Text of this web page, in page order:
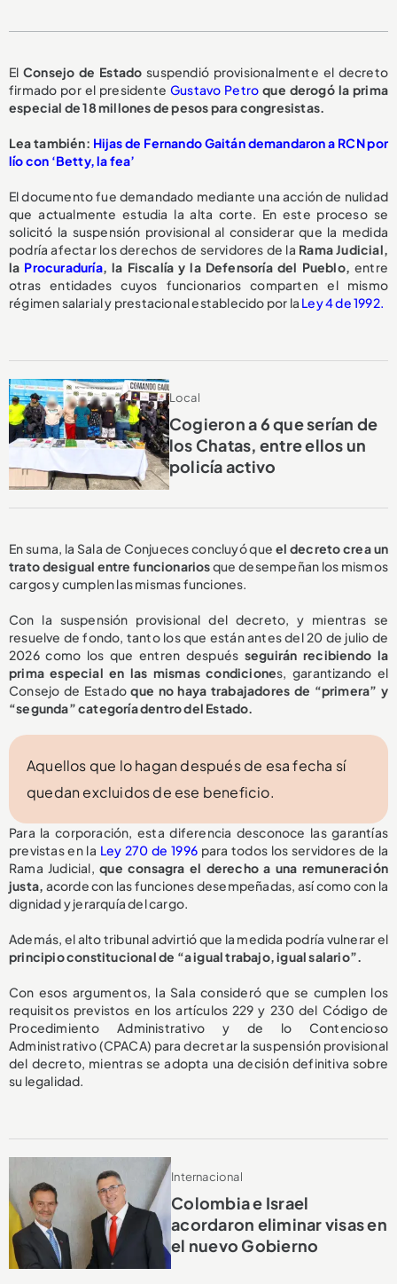
ElConsejo de Estado suspendió provisionalmente el decreto
firmado por el presidente Gustavo Petro que derogó la prima
especial de 18 millones de pesos para congresistas.
Lea también: Hijas de Fernando Gaitán demandaron a RCN por
lío con ‘Betty, la fea’
El documento fue demandado mediante una acción de nulidad
que actualmente estudia la alta corte. En este proceso se
solicitó la suspensión provisional al considerar que la medida
podría afectar los derechos de servidores de la Rama Judicial,
la Procuraduría, la Fiscalía y la Defensoría del Pueblo, entre
otras entidades cuyos funcionarios comparten el mismo
régimen salarial y prestacional establecido por la Ley 4 de 1992.
Local
Cogieron a 6 que serían de
los Chatas, entre ellos un
policía activo
En suma, la Sala de Conjueces concluyó que el decreto crea un
trato desigual entre funcionariosque desempeñan los mismos
cargos y cumplen las mismas funciones.
Con la suspensión provisional del decreto, y mientras se
resuelve de fondo, tanto los que están antes del 20 de julio de
2026 como los que entren después seguirán recibiendo la
prima especial en las mismas condiciones, garantizando el
Consejo de Estadoque no haya trabajadores de “primera” y
“segunda” categoría dentro del Estado.
Aquellos que lo hagan después de esa fecha sí
quedan excluidos de ese beneficio.
Para la corporación, esta diferencia desconoce las garantías
previstas en la Ley 270 de 1996 para todos los servidores de la
Rama Judicial,que consagra el derecho a una remuneración
justa, acorde con las funciones desempeñadas, así como con la
dignidad y jerarquía del cargo.
Además, el alto tribunal advirtió que la medida podría vulnerar el
principio constitucional de “a igual trabajo, igual salario”.
Con esos argumentos, la Sala consideró que se cumplen los
requisitos previstos en los artículos 229 y 230 del Código de
Procedimiento Administrativo y de lo Contencioso
Administrativo (CPACA) para decretar la suspensión provisional
del decreto, mientras se adopta una decisión definitiva sobre
su legalidad.
Internacional
Colombia e Israel
acordaron eliminar visas en
el nuevo Gobierno